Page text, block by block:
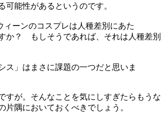
能性があるというのです。
ーンのコスプレは人種差別にあた
か？ もしそうであれば、それは人種差別
ス」はまさに課題の一つだと思いま
すが。そんなことを気にしすぎたらもうな
隅においておくべきでしょう。